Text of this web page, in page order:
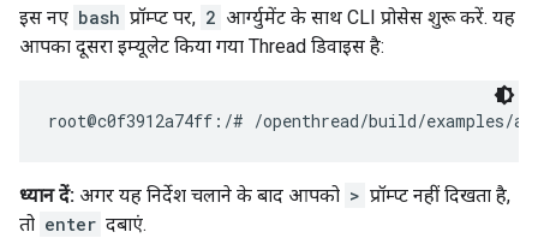
इस नए bash प्रॉम्प्ट पर, 2 आर्ग्युमेंट के साथ CLI प्रोसेस शुरू करें. यह
आपका दूसरा इम्यूलेट किया गया Thread डिवाइस है:
ध्यान दें: अगर यह निर्देश चलाने के बाद आपको > प्रॉम्प्ट नहीं दिखता है,
तो enter दबाएं.